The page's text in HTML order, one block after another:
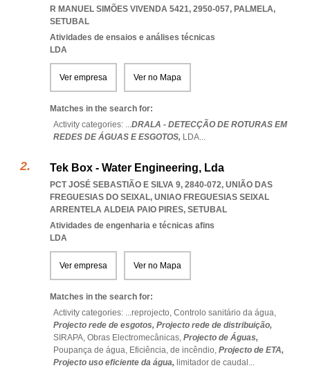
R MANUEL SIMÕES VIVENDA 5421, 2950-057, PALMELA,
SETUBAL
Atividades de ensaios e análises técnicas
LDA
Ver empresa Ver no Mapa
Matches in the search for:
Activity categories: ...DRALA - DETECÇÃO DE ROTURAS EM
REDES DE ÁGUAS E ESGOTOS, LDA...
Tek Box - Water Engineering, Lda
PCT JOSÉ SEBASTIÃO E SILVA 9, 2840-072, UNIÃO DAS
FREGUESIAS DO SEIXAL, UNIAO FREGUESIAS SEIXAL
ARRENTELA ALDEIA PAIO PIRES, SETUBAL
Atividades de engenharia e técnicas afins
LDA
Ver empresa Ver no Mapa
Matches in the search for:
Activity categories: ...reprojecto, Controlo sanitário da água,
Projecto rede de esgotos, Projecto rede de distribuição,
SIRAPA, Obras Electromecânicas, Projecto de Águas,
Poupança de água, Eficiência, de incêndio, Projecto de ETA,
Projecto uso eficiente da água, limitador de caudal ...